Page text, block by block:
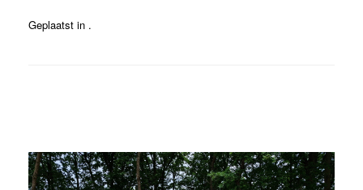
Geplaatst in .